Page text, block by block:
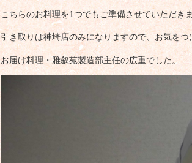
こちらのお料理を1つでもご準備させていただき
引き取りは神埼店のみになりますので、お気をつ
お届け料理・雅叙苑製造部主任の広重でした。